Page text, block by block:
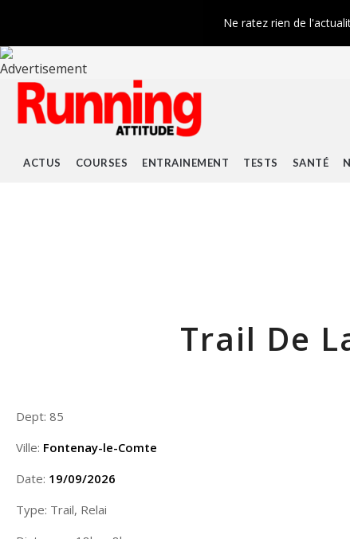
ACTUS COURSES ENTRAINEMENT TESTS SANTÉ
Trail De
Dept: 85
Ville: Fontenay-le-Comte
Date: 19/09/2026
Type: Trail, Relai
Ne ratez rien de